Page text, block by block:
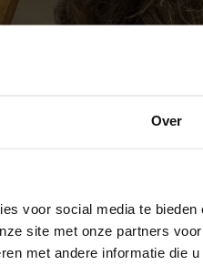
Over
voor social media te bieden
site met onze partners
met andere informatie die